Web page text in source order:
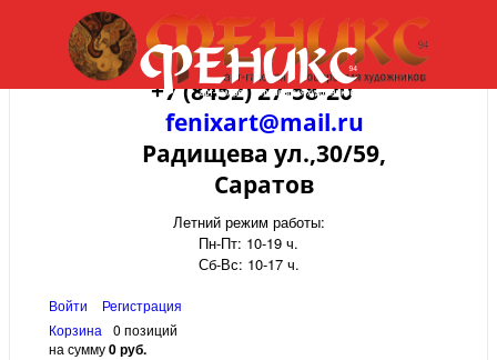
+7 (8452) 27-58-20
fenixart@mail.ru
Радищева ул.,30/59,
Саратов
Летний режим работы:
Пн-Пт: 10-19 ч.
Сб-Вс: 10-17 ч.
Войти
Регистрация
Корзина
0 позиций
на сумму0 руб.